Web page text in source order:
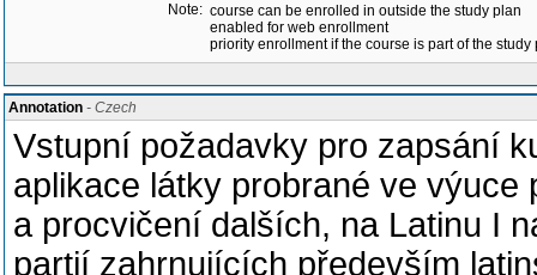
Note: course can be enrolled in outside the study plan
enabled for web enrollment
priority enrollment if the course is part of the study
Annotation - Czech
Vstupní požadavky pro zapsání
aplikace látky probrané ve
a procvičení dalších, na Latinu I
partií zahrnujících především